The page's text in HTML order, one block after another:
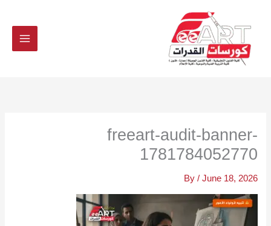
freeart-audit-banner-
1781784052770
By / June 18, 2026